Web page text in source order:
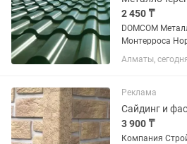
2 450 ₸
DOMCOM
Монтерроса
Монтерроса Норман
гарантия
Алматы,
Реклама
3 900 ₸
Компания